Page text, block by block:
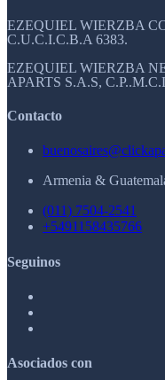
EZEQUIEL WIERZBA
C.U.C.I.C.B.A 6383.
EZEQUIEL WIERZBA
APARTS S.A.S,
Contacto
Armenia &
(011) 7504-2541
+5491158435766
Seguinos
Asociados con